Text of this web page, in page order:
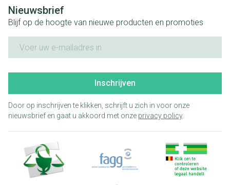
Nieuwsbrief
Blijf op de hoogte van nieuwe producten en promoties
Inschrijven
Door op inschrijven te klikken, schrijft u zich in voor onze
nieuwsbrief en gaat u akkoord met onze privacy policy.